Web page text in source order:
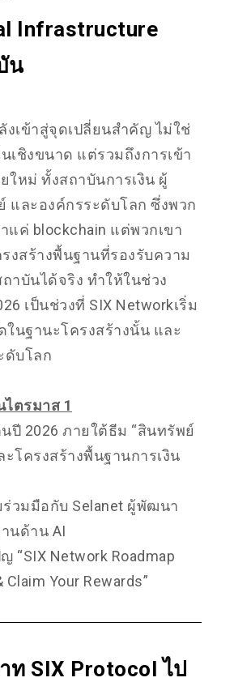
Infrastructure
น
งเข้าสู่จุดเปลี่ยนสำคัญ ไม่ใช่
เชิงขนาด แต่รวมถึงการเข้า
ใหม่ ทั้งสถาบันการเงิน ผู้
และองค์กรระดับโลก ซึ่งพวก
แค่ blockchain แต่พวกเขา
งสร้างพื้นฐานที่รองรับความ
าบันได้จริง ทำให้ในช่วง
เป็นช่วงที่ SIX Networkเริ่ม
ในฐานะโครงสร้างนั้น และ
ดับโลก
ตรมาส 1
ปี 2026 ภายใต้ธีม “สินทรัพย์
โครงสร้างพื้นฐานการเงิน
ร่วมมือกับ Selanet ผู้พัฒนา
นด้าน AI
“SIX Network Roadmap
Claim Your Rewards”
SIX Protocol ไป